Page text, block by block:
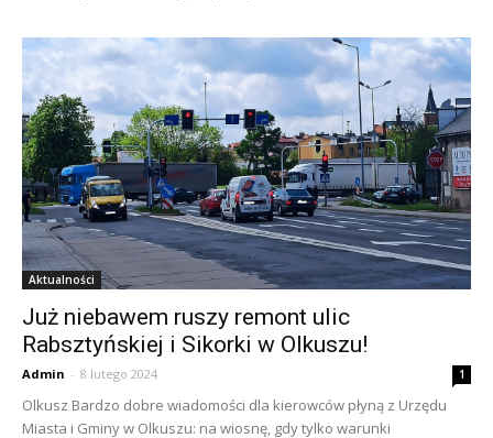
Aktualności
Już niebawem ruszy remont ulic
Rabsztyńskiej i Sikorki w Olkuszu!
Admin - 8 lutego 2024 1
Olkusz Bardzo dobre wiadomości dla kierowców płyną z Urzędu
Miasta i Gminy w Olkuszu: na wiosnę, gdy tylko warunki